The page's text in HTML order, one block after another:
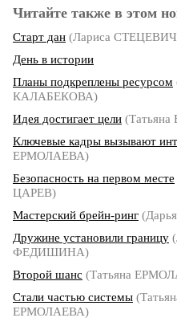
Читайте также в этом
Старт дан (Лариса
День в истории
Планы подкреплены ресурсом
КАЛАБЕКОВА)
Идея достигает цели
Ключевые кадры вызывают
ЕРМОЛАЕВА)
Безопасность на первом месте
ЦАРЕВ)
Мастерский брейн-ринг
Дружине установили границу
ФЕДИШИНА)
Второй шанс (Татьяна
Стали частью системы
ЕРМОЛАЕВА)